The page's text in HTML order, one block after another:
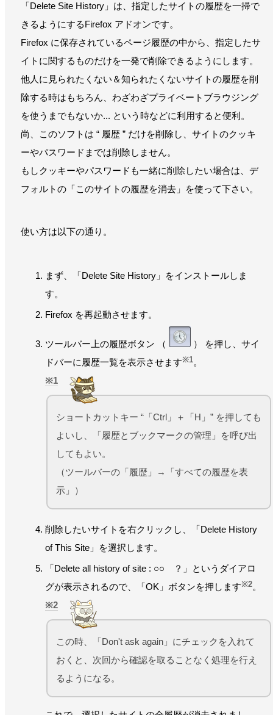
「Delete Site History」は、指定したサイトの履歴を一掃で
きるようにするFirefox アドオンです。
Firefox に保存されているページ履歴の中から、指定したサ
イトに関するものだけを一発で削除できるようにします。
他人に見られたくない＆知られたくないサイトの履歴を削
除する時はもちろん、わざわざプライベートブラウジング
を使うまでもないか... という時などに利用すると便利。
尚、このソフトは “ 履歴 ” だけを削除し、サイトのクッキ
ーやパスワードまでは削除しません。
もしクッキーやパスワードも一緒に削除したい場合は、デ
フォルトの「このサイトの履歴を消去」を使って下さい。
使い方は以下の通り。
まず、「Delete Site History」をインストールしま
す。
Firefox を再起動させます。
ツールバー上の履歴ボタン （
） を押し、サイ
ドバーに履歴一覧を表示させます※1。
1
ショートカットキー “「Ctrl」＋「H」” を押しても
よいし、「履歴とブックマークの管理」を呼び出
してもよい。
（ツールバーの「履歴」→「すべての履歴を表
示」）
削除したいサイトを右クリックし、「Delete History
of This Site」を選択します。
「Delete all history of site : ○○ ？」というダイアロ
グが表示されるので、「OK」ボタンを押します※2。
2
この時、「Don't ask again」にチェックを入れて
おくと、次回から確認を取ることなく処理を行え
るようになる。